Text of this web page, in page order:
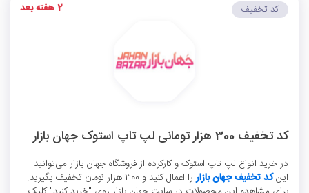
کد تخفیف 300 هزار تومانی لپ تاپ استوک جهان بازار
در خرید انواع لپ تاپ استوک و کارکرده از فروشگاه جهان بازار می‌توانید
اینکد تخفیف جهان بازار
را اعمال کنید و 300 هزار تومان تخفیف بگیرید.
کد تخفیف 2 هفته بعد